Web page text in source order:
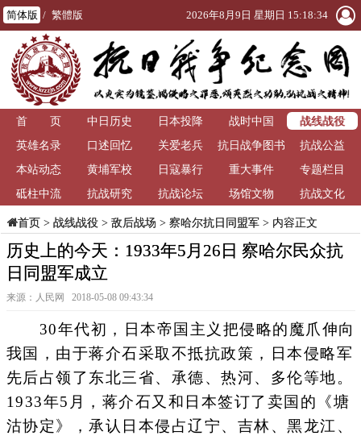
简体版 / 繁體版 2026年8月9日 星期日 15:18:34
首 页 中日历史 日本投降 战时中国
战线战役
英雄名录
口述回忆 关爱老兵
抗日战争图书
馆
抗战公益
本站动态
黄埔军校 日寇暴行 重大事件
专题栏目
砥柱中流
抗战研究 抗战论坛 场馆文物 抗战文化
首页> 战线战役> 敌后战场 > 察哈尔抗日同盟军> 内容正文
历史上的今天：1933年5月26日 察哈尔民众抗
日同盟军成立
来源：人民网 2018-05-08 09:43:34
30年代初，日本帝国主义把侵略的魔爪伸向
我国，由于蒋介石采取不抵抗政策，日本侵略军
先后占领了东北三省、承德、热河、多伦等地。
1933年5月，蒋介石又和日本签订了卖国的《塘
沽协定》，承认日本侵占辽宁、吉林、黑龙江、